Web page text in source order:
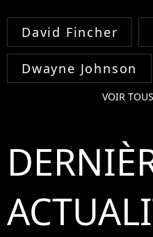
David Fincher
Dwayne Johnson
VOIR